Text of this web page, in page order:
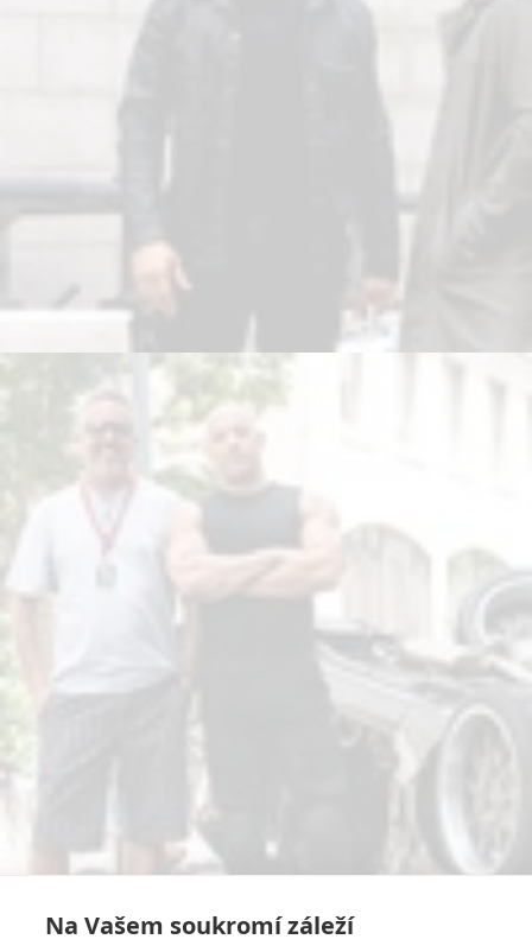
Na Vašem soukromí záleží